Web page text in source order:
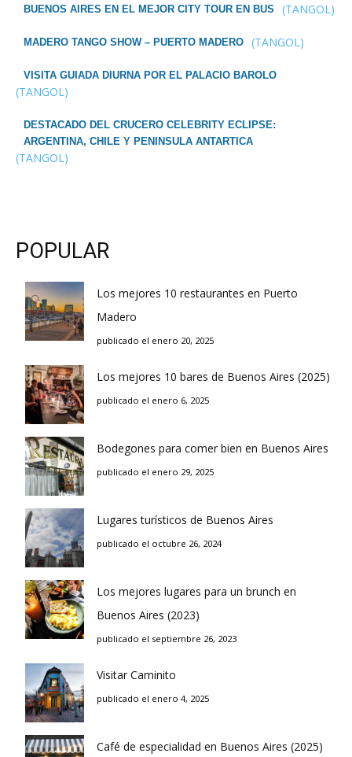
BUENOS AIRES EN EL MEJOR CITY TOUR EN BUS (TANGOL)
MADERO TANGO SHOW – PUERTO MADERO (TANGOL)
VISITA GUIADA DIURNA POR EL PALACIO BAROLO
(TANGOL)
DESTACADO DEL CRUCERO CELEBRITY ECLIPSE:
ARGENTINA, CHILE Y PENINSULA ANTARTICA
(TANGOL)
POPULAR
Los mejores 10 restaurantes en Puerto
Madero
publicado el enero 20, 2025
Los mejores 10 bares de Buenos Aires (2025)
publicado el enero 6, 2025
Bodegones para comer bien en Buenos Aires
publicado el enero 29, 2025
Lugares turísticos de Buenos Aires
publicado el octubre 26, 2024
Los mejores lugares para un brunch en
Buenos Aires (2023)
publicado el septiembre 26, 2023
Visitar Caminito
publicado el enero 4, 2025
Café de especialidad en Buenos Aires (2025)